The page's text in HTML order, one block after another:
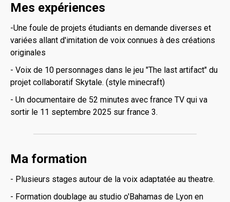
Mes expériences
-Une foule de projets étudiants en demande diverses et
variées allant d'imitation de voix connues à des créations
originales
- Voix de 10 personnages dans le jeu "The last artifact" du
projet collaboratif Skytale. (style minecraft)
- Un documentaire de 52 minutes avec france TV qui va
sortir le 11 septembre 2025 sur france 3.
Ma formation
- Plusieurs stages autour de la voix adaptatée au theatre.
- Formation doublage au studio o'Bahamas de Lyon en